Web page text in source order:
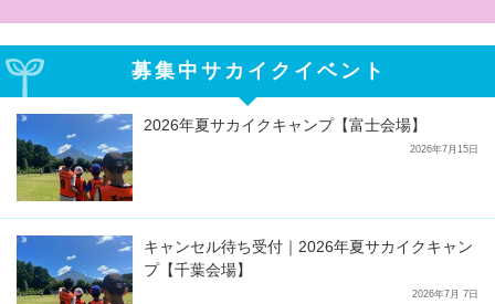
募集中サカイクイベント
2026年夏サカイクキャンプ【富士会場】
2026年7月15日
キャンセル待ち受付｜2026年夏サカイクキャン
プ【千葉会場】
2026年7月 7日